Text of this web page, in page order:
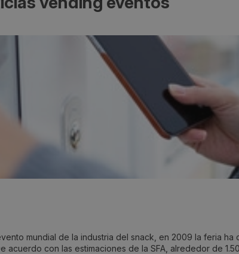
mundial de la industria del snack, en 2009 la feria ha
acuerdo con las estimaciones de la SFA, alrededor de